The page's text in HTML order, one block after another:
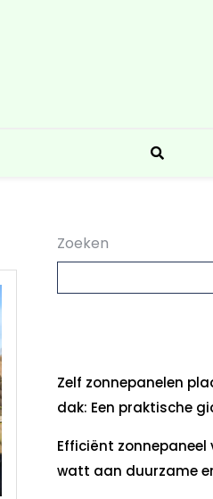
Zoeken
Zelf zonnepanelen
dak: Een praktische
Efficiënt zonnepaneel
watt aan duurzame